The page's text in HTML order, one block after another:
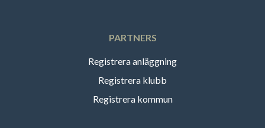
PARTNERS
Registrera anläggning
Registrera klubb
Registrera kommun